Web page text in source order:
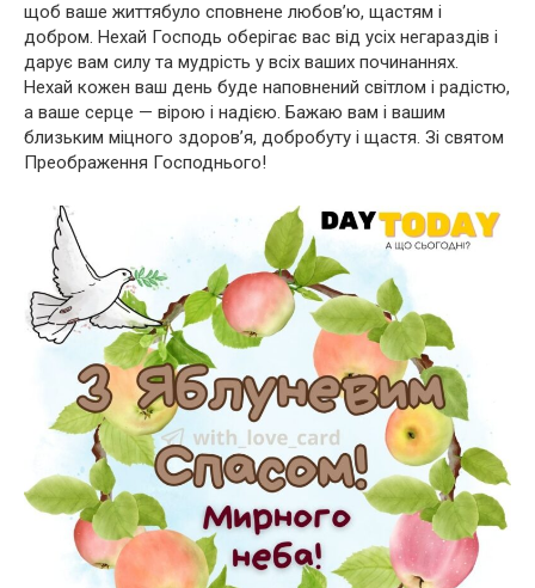
щоб ваше життябуло сповнене любов’ю, щастям і
добром. Нехай Господь оберігає вас від усіх негараздів і
дарує вам силу та мудрість у всіх ваших починаннях.
Нехай кожен ваш день буде наповнений світлом і радістю,
а ваше серце — вірою і надією. Бажаю вам і вашим
близьким міцного здоров’я, добробуту і щастя. Зі святом
Преображення Господнього!